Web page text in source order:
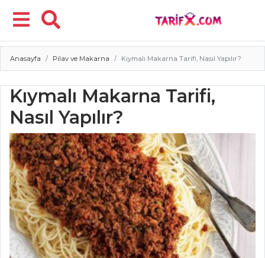
Menü
Anasayfa Pilav ve Makarna Kıymalı Makarna Tarifi, Nasıl Yapılır?
Kıymalı Makarna Tarifi,
Nasıl Yapılır?